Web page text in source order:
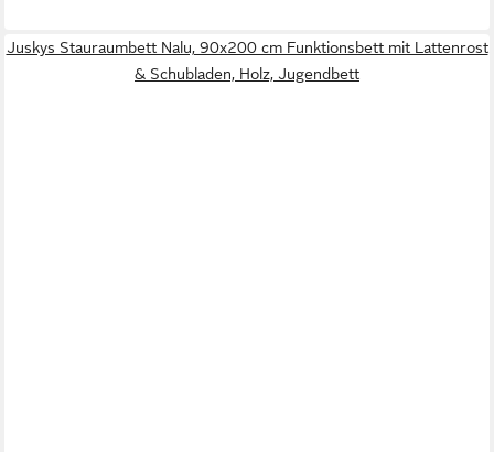
Juskys Stauraumbett Nalu, 90x200 cm Funktionsbett mit Lattenrost
& Schubladen, Holz, Jugendbett